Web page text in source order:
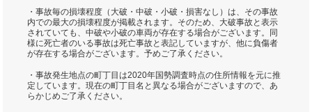
・事故毎の損壊程度（大破・中破・小破・損害なし）は、その事故
内での最大の損壊程度が掲載されます。そのため、大破事故と表示
されていても、中破や小破の車両が存在する場合がございます。同
様に死亡者のいる事故は死亡事故と表記していますが、他に負傷者
が存在する場合がございます。予めご了承ください。
・事故発生地点の町丁目は2020年国勢調査時点の住所情報を元に推
定しています。現在の町丁目名と異なる場合がございますので、あ
らかじめご了承ください。